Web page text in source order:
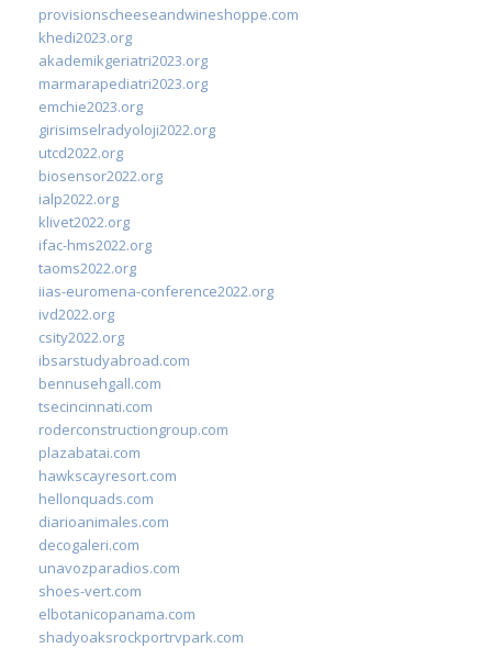
provisionscheeseandwineshoppe.com
khedi2023.org
akademikgeriatri2023.org
marmarapediatri2023.org
emchie2023.org
girisimselradyoloji2022.org
utcd2022.org
biosensor2022.org
ialp2022.org
klivet2022.org
ifac-hms2022.org
taoms2022.org
iias-euromena-conference2022.org
ivd2022.org
csity2022.org
ibsarstudyabroad.com
bennusehgall.com
tsecincinnati.com
roderconstructiongroup.com
plazabatai.com
hawkscayresort.com
hellonquads.com
diarioanimales.com
decogaleri.com
unavozparadios.com
shoes-vert.com
elbotanicopanama.com
shadyoaksrockportrvpark.com